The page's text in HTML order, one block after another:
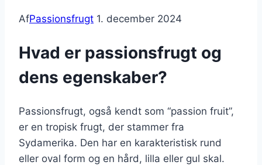
AfPassionsfrugt 1. december 2024
Hvad er passionsfrugt og
dens egenskaber?
Passionsfrugt, også kendt som “passion fruit”,
er en tropisk frugt, der stammer fra
Sydamerika. Den har en karakteristisk rund
eller oval form og en hård, lilla eller gul skal.